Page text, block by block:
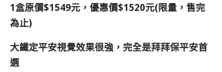
1盒原價$1549元， 優惠價$1520元(限量，售完
為止)
大鐵定平安視覺效果很強，完全是拜拜保平安首
選